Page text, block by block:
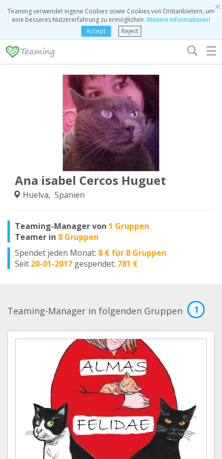
×
Teaming verwendet eigene Cookies sowie Cookies von Drittanbietern, um
eine besseres Nutzererfahrung zu ermöglichen. Weitere Informationen
Accept
Reject
☰
Ana isabel Cercos Huguet
Huelva, Spanien
Teaming-Manager von 1 Gruppen
Teamer in 8 Gruppen
Spendet jeden Monat: 8 € für 8 Gruppen
Seit 20-01-2017 gespendet: 781 €
Teaming-Manager in folgenden Gruppen 1